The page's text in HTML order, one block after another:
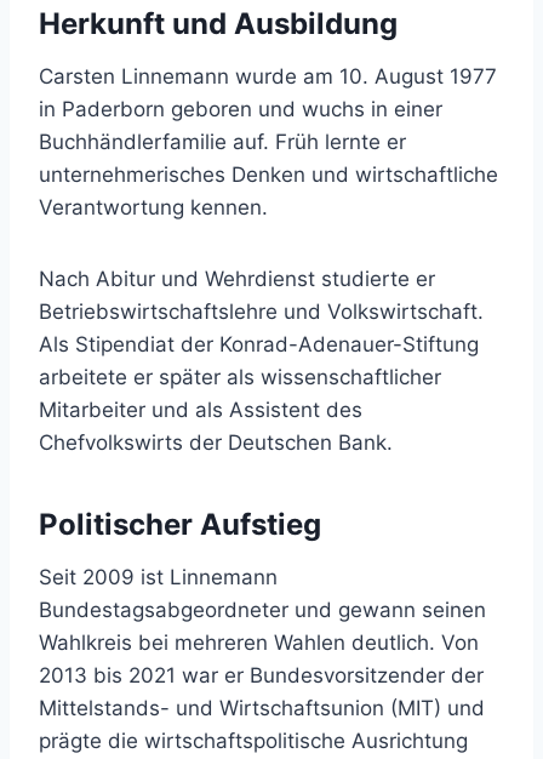
Herkunft und Ausbildung
Carsten Linnemann wurde am 10. August 1977
in Paderborn geboren und wuchs in einer
Buchhändlerfamilie auf. Früh lernte er
unternehmerisches Denken und wirtschaftliche
Verantwortung kennen.
Nach Abitur und Wehrdienst studierte er
Betriebswirtschaftslehre und Volkswirtschaft.
Als Stipendiat der Konrad-Adenauer-Stiftung
arbeitete er später als wissenschaftlicher
Mitarbeiter und als Assistent des
Chefvolkswirts der Deutschen Bank.
Politischer Aufstieg
Seit 2009 ist Linnemann
Bundestagsabgeordneter und gewann seinen
Wahlkreis bei mehreren Wahlen deutlich. Von
2013 bis 2021 war er Bundesvorsitzender der
Mittelstands- und Wirtschaftsunion (MIT) und
prägte die wirtschaftspolitische Ausrichtung